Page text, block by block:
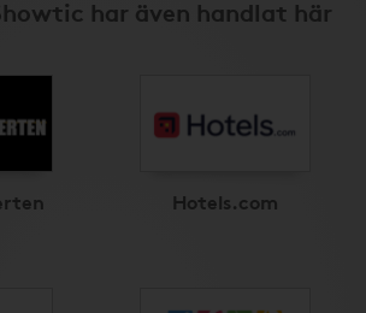
har även handlat här
Hotels.com